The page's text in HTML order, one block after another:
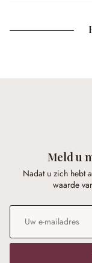
Meld u
Nadat u zich hebt
waarde
E-mailadres